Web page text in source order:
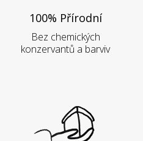
100% Přírodní
Bez chemických
konzervantů a barviv